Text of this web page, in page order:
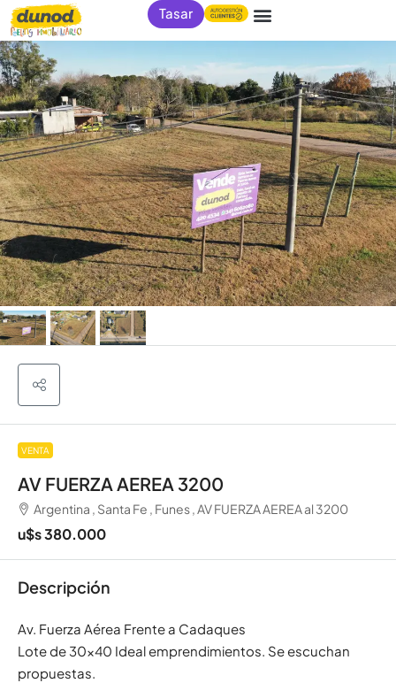
Tasar
VENTA
AV FUERZA AEREA 3200
Argentina , Santa Fe , Funes , AV FUERZA AEREA al 3200
u$s 380.000
Descripción
Av. Fuerza Aérea Frente a Cadaques
Lote de 30×40 Ideal emprendimientos. Se escuchan
propuestas.